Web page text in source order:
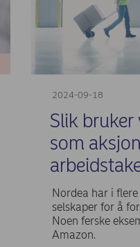
2024-09-18
Slik
som
Nordea har i
selskaper for å
Noen ferske
Amazon.